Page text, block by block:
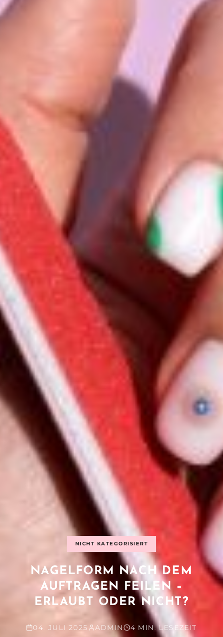
NICHT KATEGORISIERT
NAGELFORM NACH DEM
AUFTRAGEN FEILEN –
ERLAUBT ODER NICHT?
04. JULI 2025 ADMIN 4 MIN. LESEZEIT